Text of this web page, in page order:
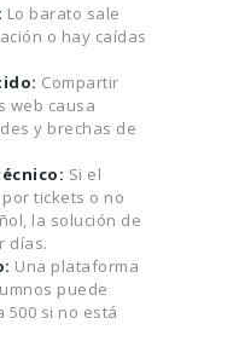
Lo barato sale
o hay caídas
Compartir
web causa
y brechas de
Si el
tickets o no
la solución de
días.
Una plataforma
puede
500 si no está